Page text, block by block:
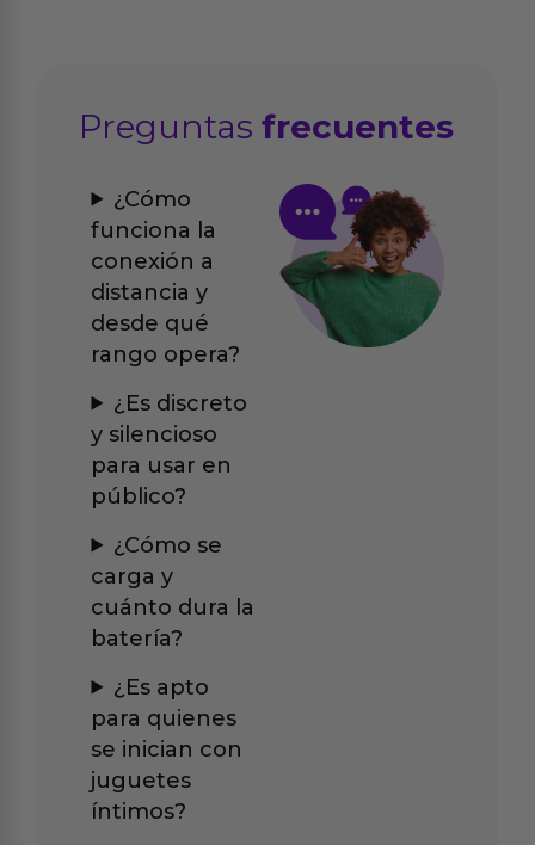
Preguntasfrecuentes
¿Cómo
funciona la
conexión a
distancia y
desde qué
rango opera?
¿Es discreto
y silencioso
para usar en
público?
¿Cómo se
carga y
cuánto dura la
batería?
¿Es apto
para quienes
se inician con
juguetes
íntimos?